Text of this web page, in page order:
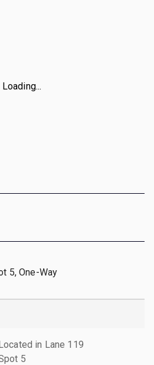
Loading...
5, One-Way
in Lane 119
5